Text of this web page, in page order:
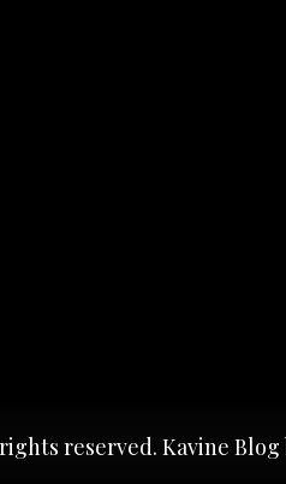
reserved. Kavine Blog